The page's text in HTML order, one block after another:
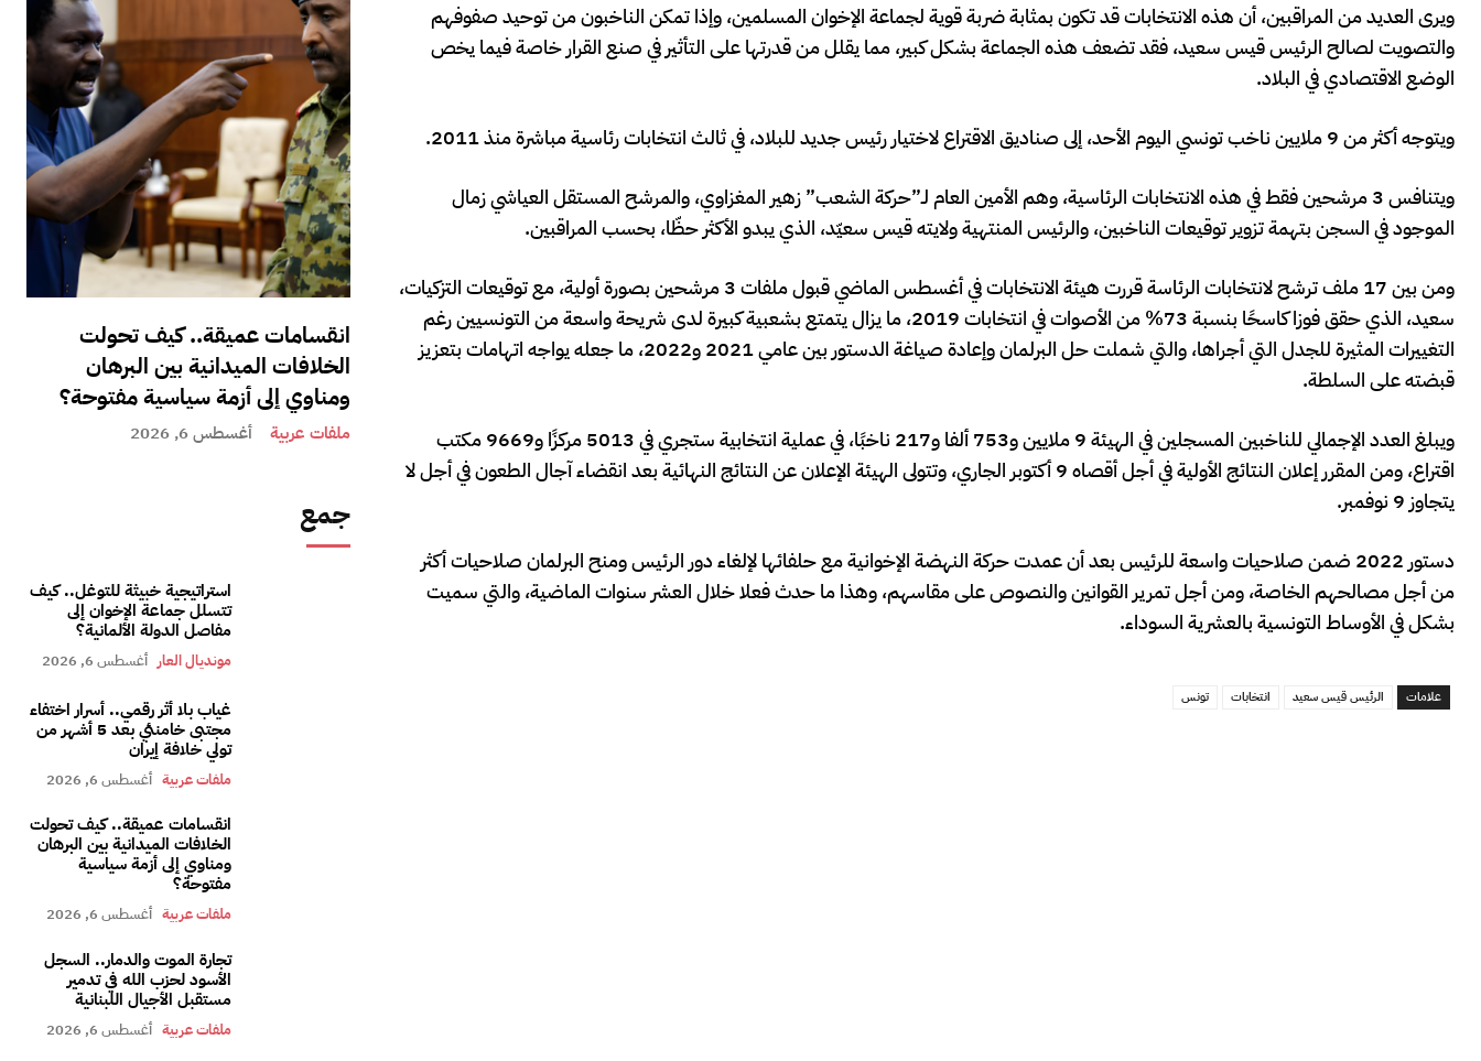
انقسامات عميقة.. كيف تحولت
الخلافات الميدانية بين البرهان
ومناوي إلى أزمة سياسية مفتوحة؟
ملفات عربية أغسطس 6, 2026
جمع
استراتيجية خبيثة للتوغل.. كيف
تتسلل جماعة الإخوان إلى
مفاصل الدولة الألمانية؟
مونديال العار أغسطس 6, 2026
غياب بلا أثر رقمي.. أسرار اختفاء
مجتبى خامنئي بعد 5 أشهر من
تولي خلافة إيران
ملفات عربية أغسطس 6, 2026
انقسامات عميقة.. كيف تحولت
الخلافات الميدانية بين البرهان
ومناوي إلى أزمة سياسية
مفتوحة؟
ملفات عربية أغسطس 6, 2026
تجارة الموت والدمار.. السجل
الأسود لحزب الله في تدمير
مستقبل الأجيال اللبنانية
ملفات عربية أغسطس 6, 2026
ويرى العديد من المراقبين، أن هذه الانتخابات قد تكون بمثابة ضربة قوية لجماعة الإخوان المسلمين، وإذا تمكن الناخبون من توحيد صفوفهم
والتصويت لصالح الرئيس قيس سعيد، فقد تضعف هذه الجماعة بشكل كبير، مما يقلل من قدرتها على التأثير في صنع القرار خاصة فيما يخص
الوضع الاقتصادي في البلاد.
ويتوجه أكثر من 9 ملايين ناخب تونسي اليوم الأحد، إلى صناديق الاقتراع لاختيار رئيس جديد للبلاد، في ثالث انتخابات رئاسية مباشرة منذ 2011.
ويتنافس 3 مرشحين فقط في هذه الانتخابات الرئاسية، وهم الأمين العام لـ”حركة الشعب” زهير المغزاوي، والمرشح المستقل العياشي زمال
الموجود في السجن بتهمة تزوير توقيعات الناخبين، والرئيس المنتهية ولايته قيس سعيّد، الذي يبدو الأكثر حظّا، بحسب المراقبين.
ومن بين 17 ملف ترشح لانتخابات الرئاسة قررت هيئة الانتخابات في أغسطس الماضي قبول ملفات 3 مرشحين بصورة أولية، مع توقيعات التزكيات،
سعيد، الذي حقق فوزا كاسحًا بنسبة 73% من الأصوات في انتخابات 2019، ما يزال يتمتع بشعبية كبيرة لدى شريحة واسعة من التونسيين رغم
التغييرات المثيرة للجدل التي أجراها، والتي شملت حل البرلمان وإعادة صياغة الدستور بين عامي 2021 و2022، ما جعله يواجه اتهامات بتعزيز
قبضته على السلطة.
ويبلغ العدد الإجمالي للناخبين المسجلين في الهيئة 9 ملايين و753 ألفا و217 ناخبًا، في عملية انتخابية ستجري في 5013 مركزًا و9669 مكتب
اقتراع، ومن المقرر إعلان النتائج الأولية في أجل أقصاه 9 أكتوبر الجاري، وتتولى الهيئة الإعلان عن النتائج النهائية بعد انقضاء آجال الطعون في أجل لا
يتجاوز 9 نوفمبر.
دستور 2022 ضمن صلاحيات واسعة للرئيس بعد أن عمدت حركة النهضة الإخوانية مع حلفائها لإلغاء دور الرئيس ومنح البرلمان صلاحيات أكثر
من أجل مصالحهم الخاصة، ومن أجل تمرير القوانين والنصوص على مقاسهم، وهذا ما حدث فعلا خلال العشر سنوات الماضية، والتي سميت
بشكل في الأوساط التونسية بالعشرية السوداء.
علامات الرئيس قيس سعيد انتخابات تونس